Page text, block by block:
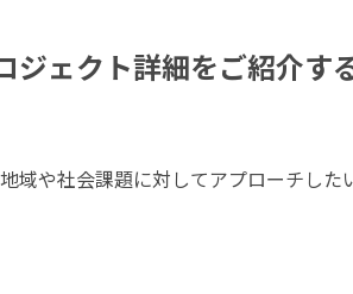
ジェクト詳細をご紹介
や社会課題に対してアプローチした